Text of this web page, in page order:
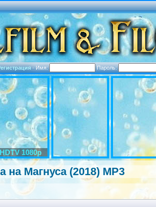
·Имя: Пароль:
HDTV 1080p
на Магнуса (2018) MP3